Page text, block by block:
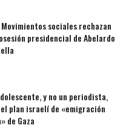
sociales rechazan
presidencial de Abelardo
y no un periodista,
plan israelí de «emigración
de Gaza